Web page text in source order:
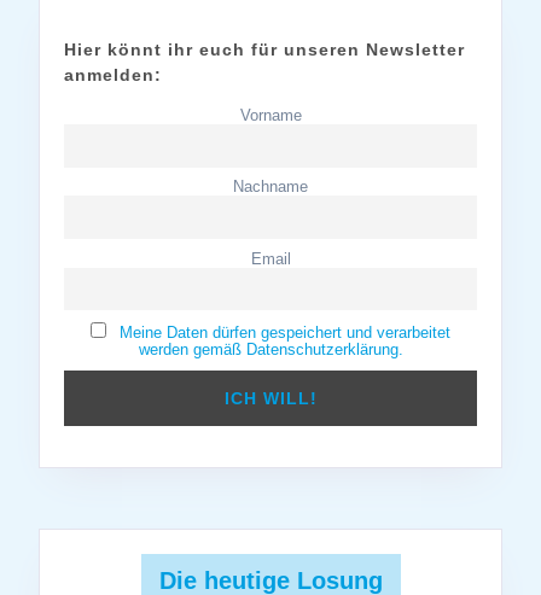
Hier könnt ihr euch für unseren Newsletter
anmelden:
Vorname
Nachname
Email
Meine Daten dürfen gespeichert und verarbeitet
werden gemäß Datenschutzerklärung.
Die heutige Losung